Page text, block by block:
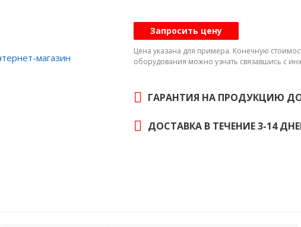
Наличие конденсатора: Без
Q₀, кВт: 545,5
Исполнение: Торговое /
Хладагент: R404A
Габариты: 3800x1100x1700 мм
Запросить цену
Цена указана для примера. Конечную
оборудования можно узнать связавшись с
ГАРАНТИЯ НА ПРОДУКЦИЮ ДО
ДОСТАВКА В ТЕЧЕНИЕ 3-14